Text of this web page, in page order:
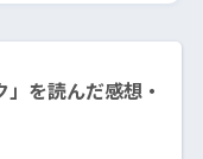
」を読んだ感想・